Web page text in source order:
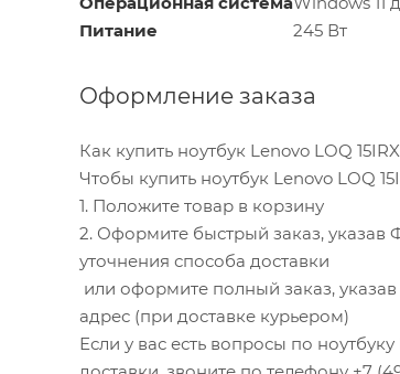
Питание
245 Вт
Оформление заказа
Как купить ноутбук Lenovo LOQ
Чтобы купить ноутбук Lenovo LOQ
1. Положите товар в корзину
2. Оформите быстрый заказ,
уточнения способа доставки
или оформите полный заказ,
адрес (при доставке курьером)
Если у вас есть вопросы по